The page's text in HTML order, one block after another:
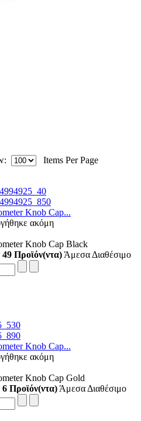
Items Per Page
Knob Cap...
ακόμη
Knob Cap Black
49 Προϊόν(ντα) Άμεσα Διαθέσιμο
Knob Cap...
ακόμη
Knob Cap Gold
6 Προϊόν(ντα) Άμεσα Διαθέσιμο